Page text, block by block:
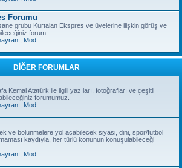
Forumu
grubu Kurtalan Ekspres ve üyelerine ilişkin görüş ve
forum.
Mod
DİĞER FORUMLAR
Kemal Atatürk ile ilgili yazıları, fotoğrafları ve çeşitli
forumumuz.
Mod
ve bölünmelere yol açabilecek siyasi, dini, spor/futbol
kaydıyla, her türlü konunun konuşulabileceği
Mod